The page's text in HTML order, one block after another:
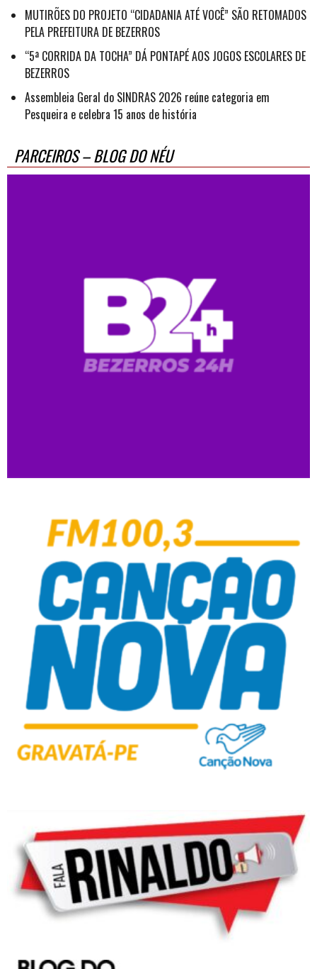
MUTIRÕES DO PROJETO “CIDADANIA ATÉ VOCÊ” SÃO RETOMADOS
PELA PREFEITURA DE BEZERROS
“5ª CORRIDA DA TOCHA” DÁ PONTAPÉ AOS JOGOS ESCOLARES DE
BEZERROS
Assembleia Geral do SINDRAS 2026 reúne categoria em
Pesqueira e celebra 15 anos de história
PARCEIROS – BLOG DO NÉU